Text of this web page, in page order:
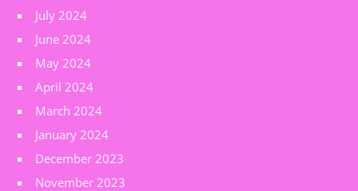
July 2024
June 2024
May 2024
April 2024
March 2024
January 2024
December 2023
November 2023